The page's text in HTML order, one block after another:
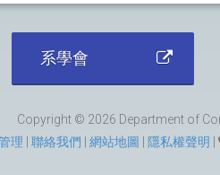
系學會
Copyright © 2026 Department of
理 聯絡我們 網站地圖 隱私權聲明